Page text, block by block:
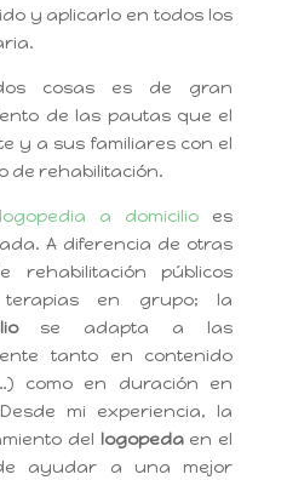
y aplicarlo en todos los
cosas es de gran
de las pautas que el
y a sus familiares con el
de rehabilitación.
logopedia a domicilio es
A diferencia de otras
rehabilitación públicos
en grupo; la
se adapta a las
tanto en contenido
como en duración en
mi experiencia, la
del logopedaen el
ayudar a una mejor